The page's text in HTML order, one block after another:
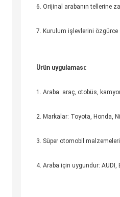
6. Orijinal arabanın tellerine
7. Kurulum işlevlerini özgürce
Ürün uygulaması:
1. Araba: araç, otobüs,
2. Markalar: Toyota, Honda,
3. Süper otomobil
4. Araba için uygundur: AUDI,